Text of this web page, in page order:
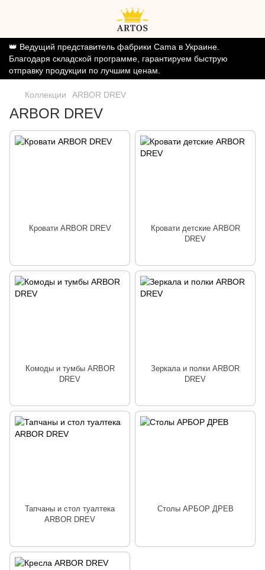
👑 Ведущий представитель фабрики Cama в Украине.
Благодаря складской программе, гарантируем быструю
отправку продукции по лучшим ценам.
Коллекции ARBOR DREV
ARBOR DREV
Кровати ARBOR DREV
Кровати детские ARBOR
DREV
Комоды и тумбы ARBOR
DREV
Зеркала и полки ARBOR
DREV
Тапчаны и стол туалтека
ARBOR DREV
Столы АРБОР ДРЕВ